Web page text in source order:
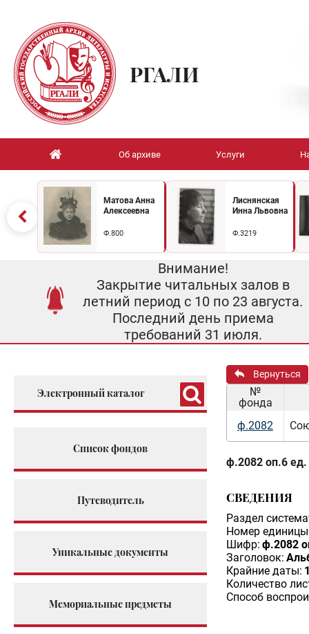
РГАЛИ
Об архиве Услуги
Матова Анна
Алексеевна
Ф.800
Лиснянская
Инна Львовна
Ф.3219
Внимание!
Закрытие читальных залов в
летний период с 10 по 23 августа.
Последний день приема
требований 31 июля.
Электронный каталог
Список фондов
Путеводитель
Уникальные документы
Мемориальные предметы
Вернуться
№
фонда
ф.2082
ф.2082 оп.6 ед.
СВЕДЕНИЯ
Раздел
Номер единицы
Шифр: ф.2082
Заголовок:
Крайние даты:
Количество
Способ